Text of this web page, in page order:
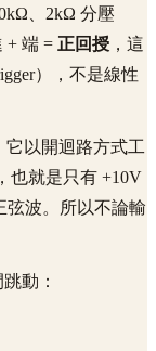
、2kΩ 分壓
+ 端 = 正回授 ，這
），不是線性
它以開迴路方式工
也就是只有 +10V
弦波。所以不論輸
動：